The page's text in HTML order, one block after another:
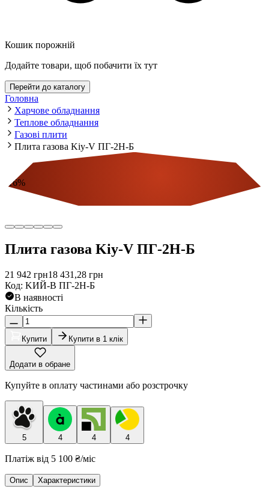
Кошик порожній
Додайте товари, щоб побачити їх тут
Перейти до каталогу
Головна
Харчове обладнання
Теплове обладнання
Газові плити
Плита газова Kiy-V ПГ-2Н-Б
16%
Плита газова Kiy-V ПГ-2Н-Б
21 942 грн18 431,28 грн
Код: KИЙ-В ПГ-2Н-Б
В наявності
Кількість
Купити Купити в 1 клік
Додати в обране
Купуйте в оплату частинами або розстрочку
5 4 4 4
Платіж від 5 100 ₴/міс
Опис Характеристики